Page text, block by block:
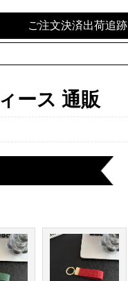
ご注文決済出荷追跡
ース 通販